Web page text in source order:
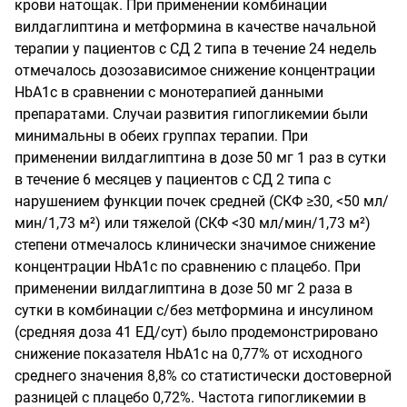
крови натощак. При применении комбинации
вилдаглиптина и метформина в качестве начальной
терапии у пациентов с СД 2 типа в течение 24 недель
отмечалось дозозависимое снижение концентрации
HbA1c в сравнении с монотерапией данными
препаратами. Случаи развития гипогликемии были
минимальны в обеих группах терапии. При
применении вилдаглиптина в дозе 50 мг 1 раз в сутки
в течение 6 месяцев у пациентов с СД 2 типа с
нарушением функции почек средней (СКФ ≥30, <50 мл/
мин/1,73 м²) или тяжелой (СКФ <30 мл/мин/1,73 м²)
степени отмечалось клинически значимое снижение
концентрации HbA1c по сравнению с плацебо. При
применении вилдаглиптина в дозе 50 мг 2 раза в
сутки в комбинации с/без метформина и инсулином
(средняя доза 41 ЕД/сут) было продемонстрировано
снижение показателя HbA1c на 0,77% от исходного
среднего значения 8,8% со статистически достоверной
разницей с плацебо 0,72%. Частота гипогликемии в